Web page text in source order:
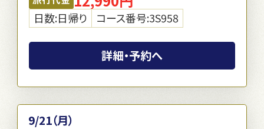
日数:日帰り コース番号:3S958
詳細・予約へ
9/21（月）